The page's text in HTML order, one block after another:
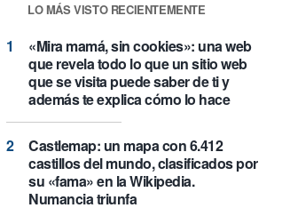
LO MÁS VISTO RECIENTEMENTE
«Mira mamá, sin cookies»: una web
que revela todo lo que un sitio web
que se visita puede saber de ti y
además te explica cómo lo hace
Castlemap: un mapa con 6.412
castillos del mundo, clasificados por
su «fama» en la Wikipedia.
Numancia triunfa